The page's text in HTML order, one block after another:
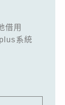
借用
系統